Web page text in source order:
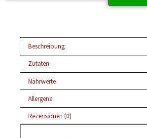
Beschreibung
Zutaten
Nährwerte
Allergene
Rezensionen (0)